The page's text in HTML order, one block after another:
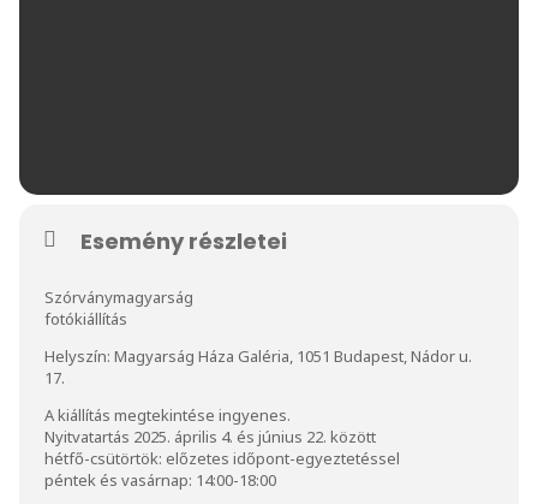
Esemény részletei
Szórványmagyarság
fotókiállítás
Helyszín: Magyarság Háza Galéria, 1051 Budapest, Nádor u.
17.
A kiállítás megtekintése ingyenes.
Nyitvatartás 2025. április 4. és június 22. között
hétfő-csütörtök: előzetes időpont-egyeztetéssel
péntek és vasárnap: 14:00-18:00